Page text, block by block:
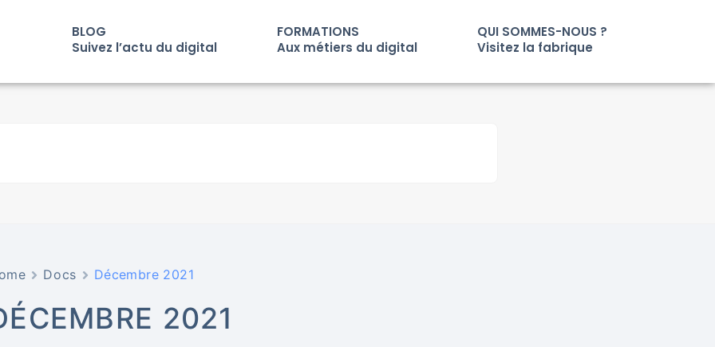
BLOG
Suivez l’actu du digital
FORMATIONS
Aux métiers du digital
QUI SOMMES-NOUS ?
Visitez la fabrique
Docs Décembre 2021
2021